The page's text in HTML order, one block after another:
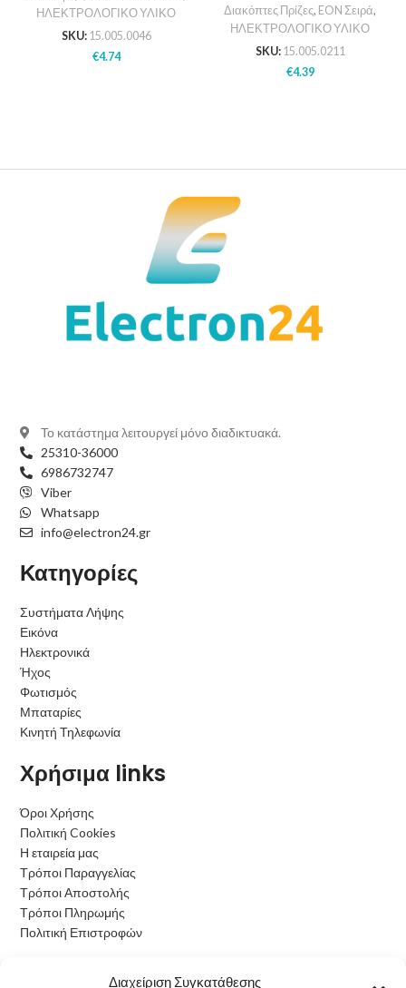
Διαχείριση Συγκατάθεσης
ΗΛΕΚΤΡΟΛΟΓΙΚΟ ΥΛΙΚΟ
SKU: 15.005.0046
€4.74
Διακόπτες Πρίζες, EON Σειρά,
ΗΛΕΚΤΡΟΛΟΓΙΚΟ ΥΛΙΚΟ
SKU: 15.005.0211
€4.39
Το κατάστημα λειτουργεί μόνο διαδικτυακά.
25310-36000
6986732747
Viber
Whatsapp
info@electron24.gr
Κατηγορίες
Συστήματα Λήψης
Εικόνα
Ηλεκτρονικά
Ήχος
Φωτισμός
Μπαταρίες
Κινητή Τηλεφωνία
Χρήσιμα links
Όροι Χρήσης
Πολιτική Cookies
Η εταιρεία μας
Τρόποι Παραγγελίας
Τρόποι Αποστολής
Τρόποι Πληρωμής
Πολιτική Επιστροφών
Ωράριο Λειτουργίας